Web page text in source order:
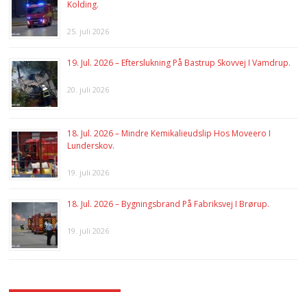
Kolding.
25. juli 2026
19. Jul. 2026 – Efterslukning På Bastrup Skovvej I Vamdrup.
20. juli 2026
18. Jul. 2026 – Mindre Kemikalieudslip Hos Moveero I
Lunderskov.
19. juli 2026
18. Jul. 2026 – Bygningsbrand På Fabriksvej I Brørup.
19. juli 2026